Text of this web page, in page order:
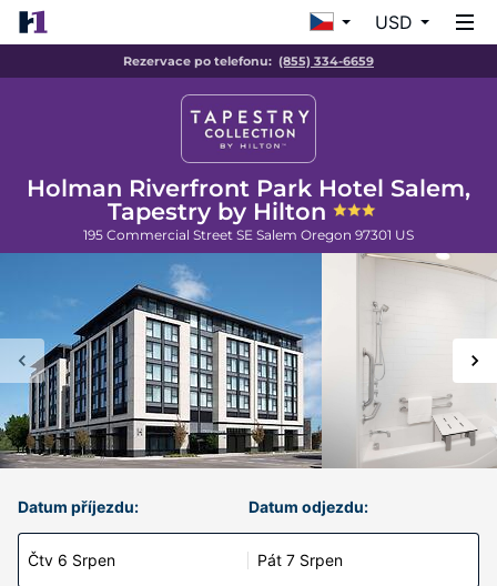
USD
Rezervace po telefonu: (855) 334-6659
Holman Riverfront Park Hotel Salem,
Tapestry by Hilton
195 Commercial Street SE Salem Oregon 97301 US
Datum příjezdu:
Čtv 6 Srpen
Datum odjezdu:
Pát 7 Srpen